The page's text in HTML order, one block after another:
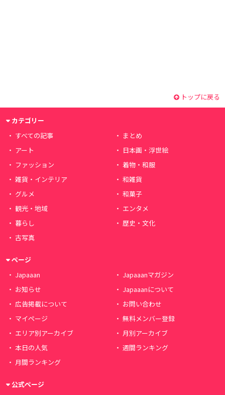
トップに戻る
カテゴリー
すべての記事
まとめ
アート
日本画・浮世絵
ファッション
着物・和服
雑貨・インテリア
和雑貨
グルメ
和菓子
観光・地域
エンタメ
暮らし
歴史・文化
古写真
ページ
Japaaan
Japaaanマガジン
お知らせ
Japaaanについて
広告掲載について
お問い合わせ
マイページ
無料メンバー登録
エリア別アーカイブ
月別アーカイブ
本日の人気
週間ランキング
月間ランキング
公式ページ